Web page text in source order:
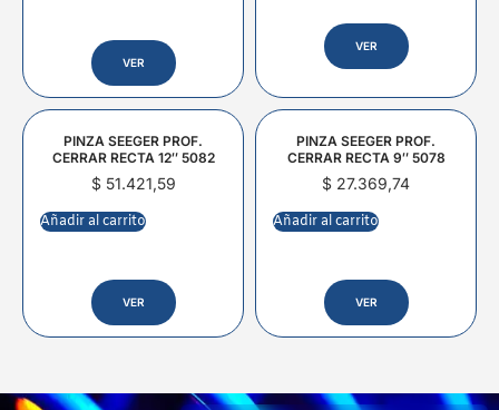
VER
VER
PINZA SEEGER PROF.
CERRAR RECTA 12″ 5082
$51.421,59
Añadir al carrito
VER
PINZA SEEGER PROF.
CERRAR RECTA 9″ 5078
$ 27.369,74
Añadir al carrito
VER